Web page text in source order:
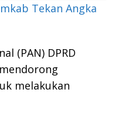
Tekan Angka
(PAN) DPRD
melakukan